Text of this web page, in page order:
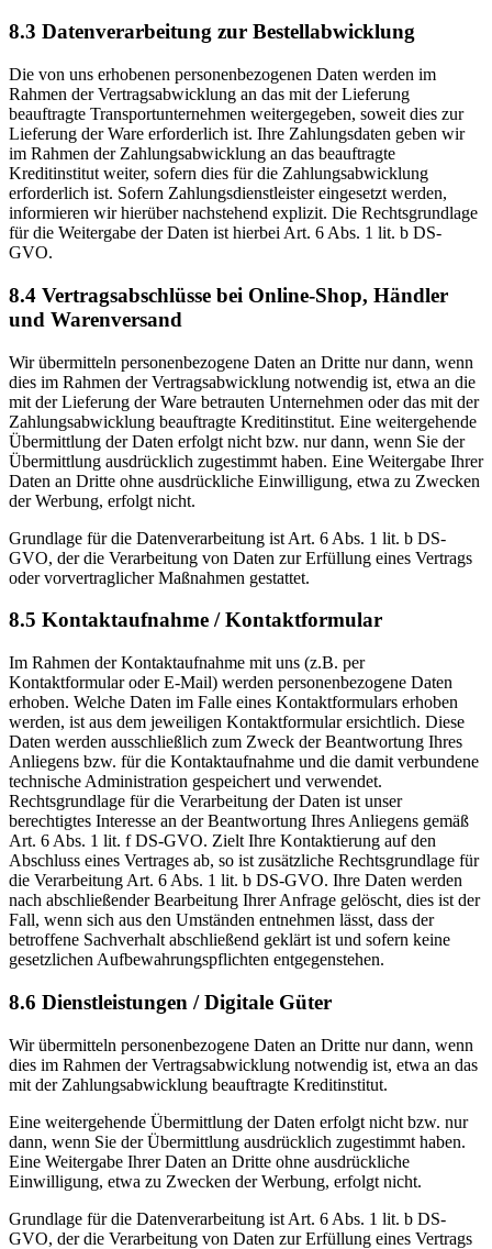
8.3 Datenverarbeitung zur Bestellabwicklung
Die von uns erhobenen personenbezogenen Daten werden im
Rahmen der Vertragsabwicklung an das mit der Lieferung
beauftragte Transportunternehmen weitergegeben, soweit dies zur
Lieferung der Ware erforderlich ist. Ihre Zahlungsdaten geben wir
im Rahmen der Zahlungsabwicklung an das beauftragte
Kreditinstitut weiter, sofern dies für die Zahlungsabwicklung
erforderlich ist. Sofern Zahlungsdienstleister eingesetzt werden,
informieren wir hierüber nachstehend explizit. Die Rechtsgrundlage
für die Weitergabe der Daten ist hierbei Art. 6 Abs. 1 lit. b DS-
GVO.
8.4 Vertragsabschlüsse bei Online-Shop, Händler
und Warenversand
Wir übermitteln personenbezogene Daten an Dritte nur dann, wenn
dies im Rahmen der Vertragsabwicklung notwendig ist, etwa an die
mit der Lieferung der Ware betrauten Unternehmen oder das mit der
Zahlungsabwicklung beauftragte Kreditinstitut. Eine weitergehende
Übermittlung der Daten erfolgt nicht bzw. nur dann, wenn Sie der
Übermittlung ausdrücklich zugestimmt haben. Eine Weitergabe Ihrer
Daten an Dritte ohne ausdrückliche Einwilligung, etwa zu Zwecken
der Werbung, erfolgt nicht.
Grundlage für die Datenverarbeitung ist Art. 6 Abs. 1 lit. b DS-
GVO, der die Verarbeitung von Daten zur Erfüllung eines Vertrags
oder vorvertraglicher Maßnahmen gestattet.
8.5 Kontaktaufnahme / Kontaktformular
Im Rahmen der Kontaktaufnahme mit uns (z.B. per
Kontaktformular oder E-Mail) werden personenbezogene Daten
erhoben. Welche Daten im Falle eines Kontaktformulars erhoben
werden, ist aus dem jeweiligen Kontaktformular ersichtlich. Diese
Daten werden ausschließlich zum Zweck der Beantwortung Ihres
Anliegens bzw. für die Kontaktaufnahme und die damit verbundene
technische Administration gespeichert und verwendet.
Rechtsgrundlage für die Verarbeitung der Daten ist unser
berechtigtes Interesse an der Beantwortung Ihres Anliegens gemäß
Art. 6 Abs. 1 lit. f DS-GVO. Zielt Ihre Kontaktierung auf den
Abschluss eines Vertrages ab, so ist zusätzliche Rechtsgrundlage für
die Verarbeitung Art. 6 Abs. 1 lit. b DS-GVO. Ihre Daten werden
nach abschließender Bearbeitung Ihrer Anfrage gelöscht, dies ist der
Fall, wenn sich aus den Umständen entnehmen lässt, dass der
betroffene Sachverhalt abschließend geklärt ist und sofern keine
gesetzlichen Aufbewahrungspflichten entgegenstehen.
8.6 Dienstleistungen / Digitale Güter
Wir übermitteln personenbezogene Daten an Dritte nur dann, wenn
dies im Rahmen der Vertragsabwicklung notwendig ist, etwa an das
mit der Zahlungsabwicklung beauftragte Kreditinstitut.
Eine weitergehende Übermittlung der Daten erfolgt nicht bzw. nur
dann, wenn Sie der Übermittlung ausdrücklich zugestimmt haben.
Eine Weitergabe Ihrer Daten an Dritte ohne ausdrückliche
Einwilligung, etwa zu Zwecken der Werbung, erfolgt nicht.
Grundlage für die Datenverarbeitung ist Art. 6 Abs. 1 lit. b DS-
GVO, der die Verarbeitung von Daten zur Erfüllung eines Vertrags